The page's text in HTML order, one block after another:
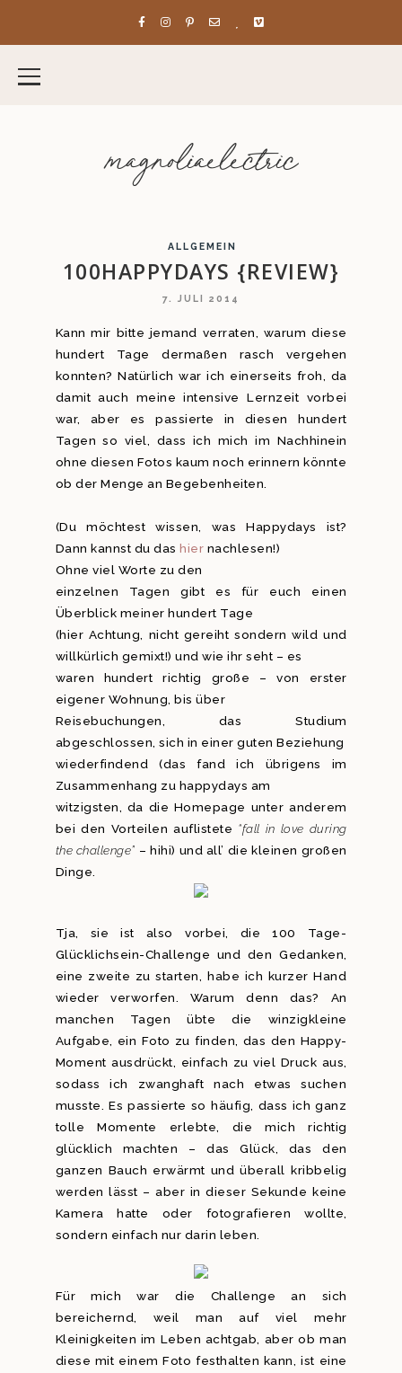
magnoliaelectric
ALLGEMEIN
100HAPPYDAYS {REVIEW}
7. JULI 2014
Kann mir bitte jemand verraten, warum diese
hundert Tage dermaßen rasch vergehen
konnten? Natürlich war ich einerseits froh, da
damit auch meine intensive Lernzeit vorbei
war, aber es passierte in diesen hundert
Tagen so viel, dass ich mich im Nachhinein
ohne diesen Fotos kaum noch erinnern könnte
ob der Menge an Begebenheiten.
(Du möchtest wissen, was Happydays ist?
Dann kannst du das hier nachlesen!)
Ohne viel Worte zu den
einzelnen Tagen gibt es für euch einen
Überblick meiner hundert Tage
(hier Achtung, nicht gereiht sondern wild und
willkürlich gemixt!) und wie ihr seht – es
waren hundert richtig große – von erster
eigener Wohnung, bis über
Reisebuchungen, das Studium
abgeschlossen, sich in einer guten Beziehung
wiederfindend (das fand ich übrigens im
Zusammenhang zu happydays am
witzigsten, da die Homepage unter anderem
bei den Vorteilen auflistete “fall in love during
the challenge” – hihi) und all’ die kleinen großen
Dinge.
Tja, sie ist also vorbei, die 100 Tage-
Glücklichsein-Challenge und den Gedanken,
eine zweite zu starten, habe ich kurzer Hand
wieder verworfen. Warum denn das? An
manchen Tagen übte die winzigkleine
Aufgabe, ein Foto zu finden, das den Happy-
Moment ausdrückt, einfach zu viel Druck aus,
sodass ich zwanghaft nach etwas suchen
musste. Es passierte so häufig, dass ich ganz
tolle Momente erlebte, die mich richtig
glücklich machten – das Glück, das den
ganzen Bauch erwärmt und überall kribbelig
werden lässt – aber in dieser Sekunde keine
Kamera hatte oder fotografieren wollte,
sondern einfach nur darin leben.
Für mich war die Challenge an sich
bereichernd, weil man auf viel mehr
Kleinigkeiten im Leben achtgab, aber ob man
diese mit einem Foto festhalten kann, ist eine